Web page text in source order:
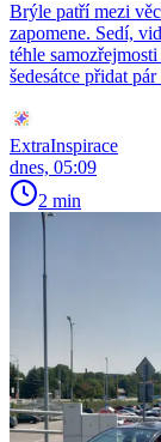
Brýle patří mezi
zapomene. Sedí,
téhle
šedesátce přidat
ExtraInspirace
dnes, 05:09
2 min